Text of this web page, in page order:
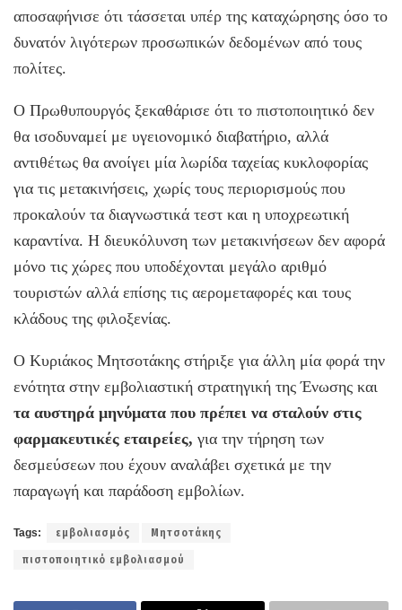
αποσαφήνισε ότι τάσσεται υπέρ της καταχώρησης όσο το
δυνατόν λιγότερων προσωπικών δεδομένων από τους
πολίτες.
Ο Πρωθυπουργός ξεκαθάρισε ότι το πιστοποιητικό δεν
θα ισοδυναμεί με υγειονομικό διαβατήριο, αλλά
αντιθέτως θα ανοίγει μία λωρίδα ταχείας κυκλοφορίας
για τις μετακινήσεις, χωρίς τους περιορισμούς που
προκαλούν τα διαγνωστικά τεστ και η υποχρεωτική
καραντίνα. Η διευκόλυνση των μετακινήσεων δεν αφορά
μόνο τις χώρες που υποδέχονται μεγάλο αριθμό
τουριστών αλλά επίσης τις αερομεταφορές και τους
κλάδους της φιλοξενίας.
Ο Κυριάκος Μητσοτάκης στήριξε για άλλη μία φορά την
ενότητα στην εμβολιαστική στρατηγική της Ένωσης και
τα αυστηρά μηνύματα που πρέπει να σταλούν στις
φαρμακευτικές εταιρείες, για την τήρηση των
δεσμεύσεων που έχουν αναλάβει σχετικά με την
παραγωγή και παράδοση εμβολίων.
Tags: εμβολιασμός Μητσοτάκης
πιστοποιητικό εμβολιασμού